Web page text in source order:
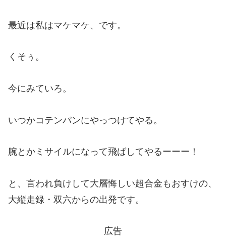
最近は私はマケマケ、です。
くそぅ。
今にみていろ。
いつかコテンパンにやっつけてやる。
腕とかミサイルになって飛ばしてやるーーー！
と、言われ負けして大層悔しい超合金もおすけの、
大縦走録・双六からの出発です。
広告